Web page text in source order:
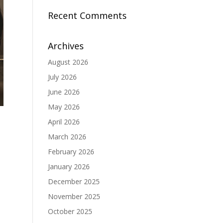
Recent Comments
Archives
August 2026
July 2026
June 2026
May 2026
April 2026
March 2026
February 2026
January 2026
December 2025
November 2025
October 2025